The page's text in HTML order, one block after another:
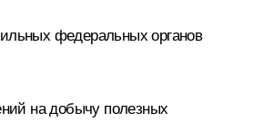
федеральных органов
на добычу полезных